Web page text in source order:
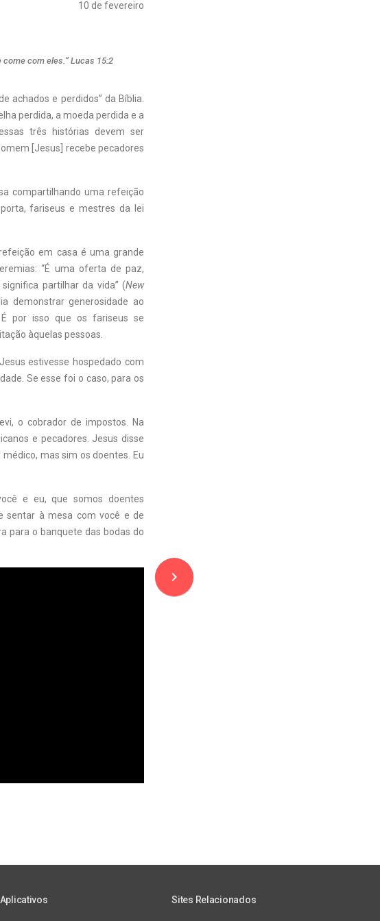
10 de fevereiro
com eles.” Lucas 15:2
achados e perdidos” da Bíblia.
perdida, a moeda perdida e a
três histórias devem ser
[Jesus] recebe pecadores
compartilhando uma refeição
fariseus e mestres da lei
em casa é uma grande
“É uma oferta de paz,
partilhar da vida” (New
demonstrar generosidade ao
É por isso que os fariseus se
àquelas pessoas.
estivesse hospedado com
Se esse foi o caso, para os
o cobrador de impostos. Na
e pecadores. Jesus disse
mas sim os doentes. Eu
e eu, que somos doentes
sentar à mesa com você e de
para o banquete das bodas do
navigate_next
Sites Relacionados